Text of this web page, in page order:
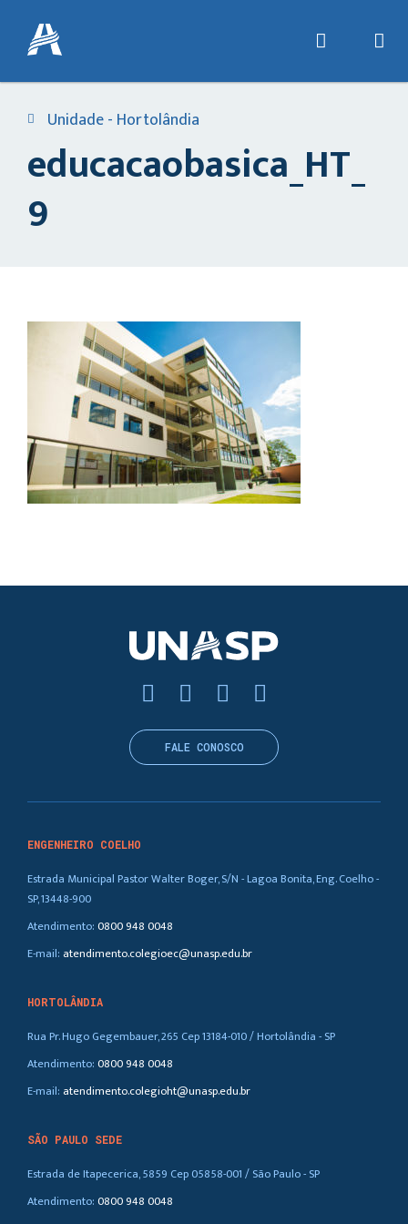
Unidade - Hortolândia
educacaobasica_HT_
9
ENGENHEIRO COELHO
Estrada Municipal Pastor Walter Boger, S/N - Lagoa Bonita, Eng. Coelho -
SP, 13448-900
Atendimento:0800 948 0048
E-mail: atendimento.colegioec@unasp.edu.br
HORTOLÂNDIA
Rua Pr. Hugo Gegembauer, 265 Cep 13184-010 / Hortolândia - SP
Atendimento:0800 948 0048
E-mail: atendimento.colegioht@unasp.edu.br
SÃO PAULO SEDE
Estrada de Itapecerica, 5859 Cep 05858-001 / São Paulo - SP
Atendimento:0800 948 0048
FALE CONOSCO